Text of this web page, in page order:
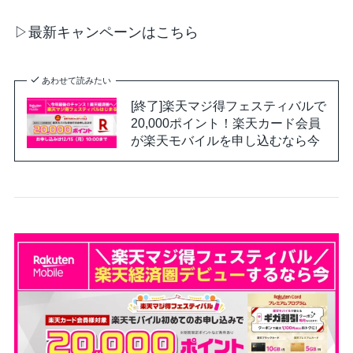
▷最新キャンペーンはこちら
あわせて読みたい
[終了]楽天マジ得フェスティバルで
20,000ポイント！楽天カード会員
が楽天モバイルを申し込むなら今